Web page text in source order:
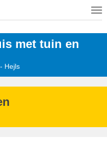
met tuin en
- Hejls